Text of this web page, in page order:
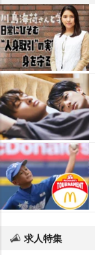
求人特集